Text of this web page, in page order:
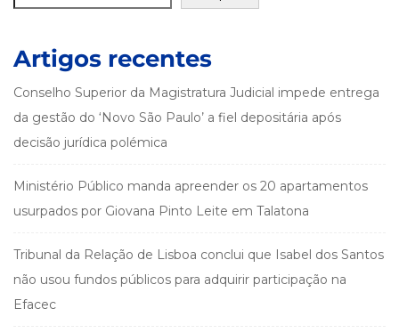
Artigos recentes
Conselho Superior da Magistratura Judicial impede entrega
da gestão do ‘Novo São Paulo’ a fiel depositária após
decisão jurídica polémica
Ministério Público manda apreender os 20 apartamentos
usurpados por Giovana Pinto Leite em Talatona
Tribunal da Relação de Lisboa conclui que Isabel dos Santos
não usou fundos públicos para adquirir participação na
Efacec